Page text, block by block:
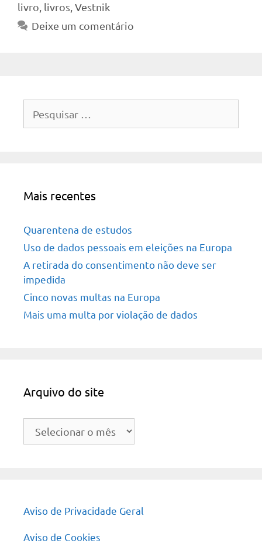
livro livros Vestnik
Deixe um comentário
por:
Mais recentes
Quarentena de estudos
Uso de dados pessoais em eleições na Europa
A retirada do consentimento não deve ser
impedida
Cinco novas multas na Europa
Mais uma multa por violação de dados
Arquivo do site
Arquivo
Aviso de Privacidade Geral
Aviso de Cookies